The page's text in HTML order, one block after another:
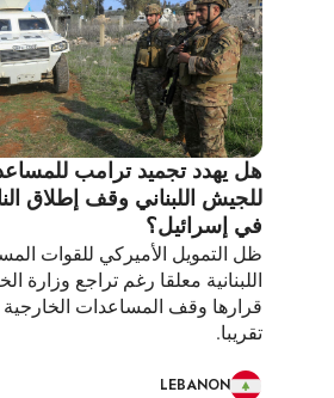
هل يهدد تجميد ترامب
للجيش اللبناني وقف إطلاق
في إسرائيل؟
ظل التمويل الأميركي للقوات
اللبنانية معلقا رغم تراجع وزارة
قرارها وقف المساعدات الخارجية
تقريبا.
LEBANON